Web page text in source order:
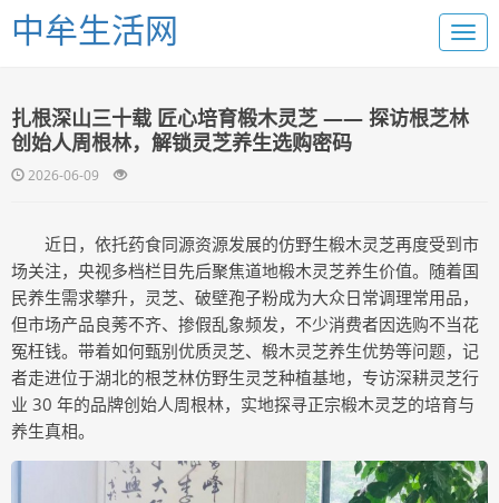
中牟生活网
扎根深山三十载 匠心培育椴木灵芝 —— 探访根芝林
创始人周根林，解锁灵芝养生选购密码
2026-06-09
近日，依托药食同源资源发展的仿野生椴木灵芝再度受到市
场关注，央视多档栏目先后聚焦道地椴木灵芝养生价值。随着国
民养生需求攀升，灵芝、破壁孢子粉成为大众日常调理常用品，
但市场产品良莠不齐、掺假乱象频发，不少消费者因选购不当花
冤枉钱。带着如何甄别优质灵芝、椴木灵芝养生优势等问题，记
者走进位于湖北的根芝林仿野生灵芝种植基地，专访深耕灵芝行
业 30 年的品牌创始人周根林，实地探寻正宗椴木灵芝的培育与
养生真相。